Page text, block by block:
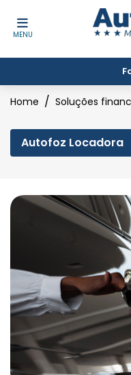
MENU
Home Soluções
Autofoz Locadora